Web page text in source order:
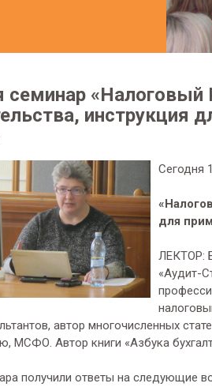
семинар «Налоговый
инструкция
Сегодня
для
ЛЕКТОР:
«Аудит-
автор многочисленных
МСФО. Автор книги «Азбука
получили ответы на следующие